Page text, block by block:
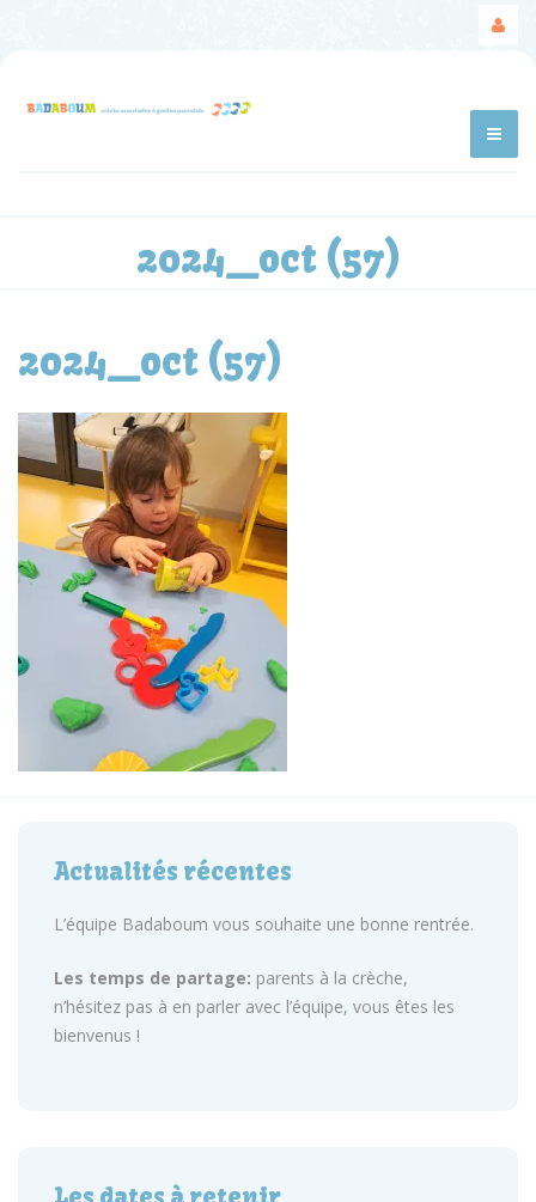
2024_oct (57)
2024_oct (57)
Actualités récentes
L’équipe Badaboum vous souhaite une bonne rentrée.
Les temps de partage: parents à la crèche,
n’hésitez pas à en parler avec l’équipe, vous êtes les
bienvenus !